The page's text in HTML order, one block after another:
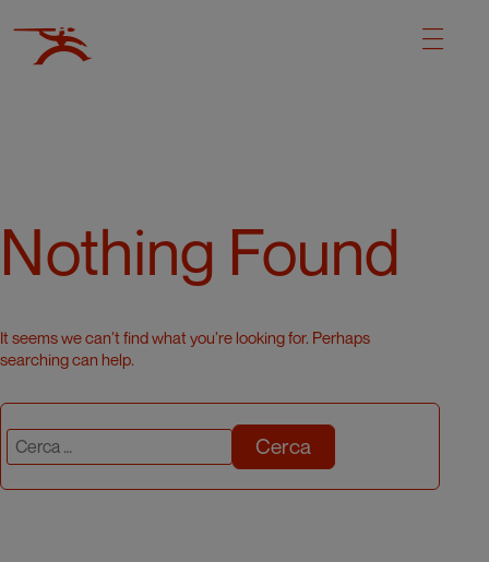
Nothing Found
It seems we can’t find what you’re looking for. Perhaps
searching can help.
Cerca: